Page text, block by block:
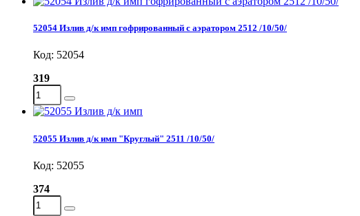
52054 Излив д/к имп гофрированный с аэратором 2512 /10/50/
Код: 52054
319
52055 Излив д/к имп "Круглый" 2511 /10/50/
Код: 52055
374